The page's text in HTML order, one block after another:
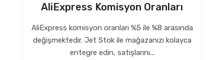
AliExpress Komisyon Oranları
AliExpress komisyon oranları %5 ile %8 arasında
değişmektedir. Jet Stok ile mağazanızı kolayca
entegre edin, satışlarını...